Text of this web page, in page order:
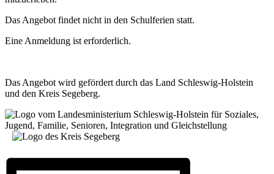
Das Angebot findet nicht in den Schulferien statt.
Eine Anmeldung ist erforderlich.
Das Angebot wird gefördert durch das Land Schleswig-Holstein
und den Kreis Segeberg.